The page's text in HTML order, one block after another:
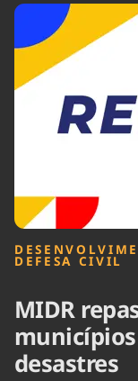
Agronegócios
Brasil
Brasil Mineral
Ciência &
Tecnologia
DEFESA CIVIL
MIDR
desastres